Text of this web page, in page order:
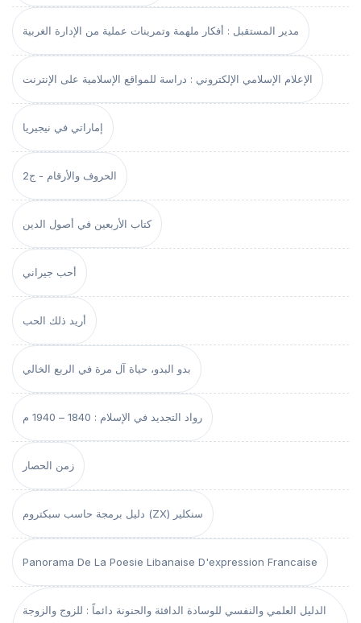
مدير المستقبل : أفكار ملهمة وتمرينات عملية من الإدارة الغربية
الإعلام الإسلامي الإلكتروني : دراسة للمواقع الإسلامية على الإنترنت
إماراتي في نيجيريا
الحروف والأرقام - ج2
كتاب الأربعين في أصول الدين
أحب جيراني
أريد ذلك الحب
بدو البدو، حياة آل مرة في الربع الخالي
رواد التجديد في الإسلام : 1840 – 1940 م
زمن الحصار
دليل برمجة حاسب سبكتروم (ZX) سنكلير
Panorama De La Poesie Libanaise D'expression Francaise
الدليل العلمي والنفسي للوسادة الدافئة والحنونة دائماً : للزوج والزوجة